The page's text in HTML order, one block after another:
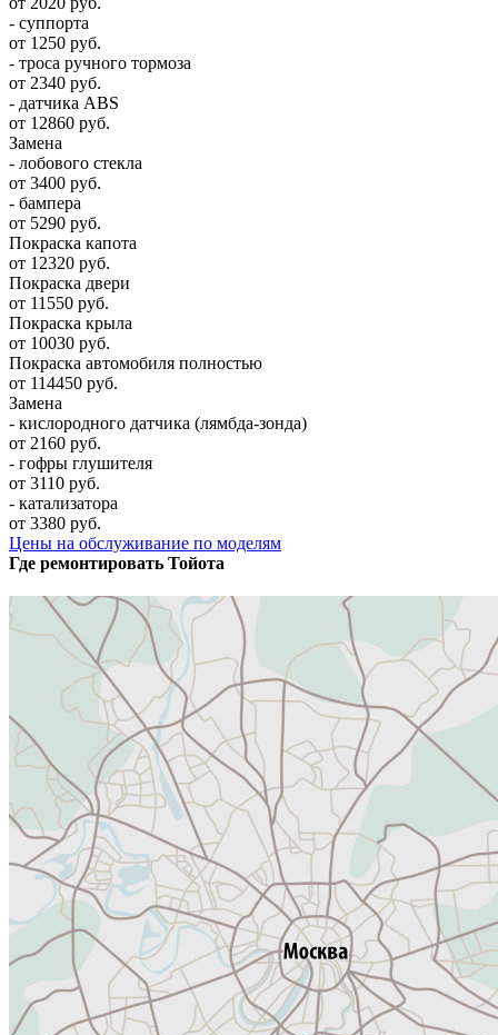
- суппорта
от 1250 руб.
- троса ручного тормоза
от 2340 руб.
- датчика ABS
от 12860 руб.
Замена
- лобового стекла
от 3400 руб.
- бампера
от 5290 руб.
Покраска капота
от 12320 руб.
Покраска двери
от 11550 руб.
Покраска крыла
от 10030 руб.
Покраска автомобиля полностью
от 114450 руб.
Замена
- кислородного датчика (лямбда-зонда)
от 2160 руб.
- гофры глушителя
от 3110 руб.
- катализатора
от 3380 руб.
Цены на обслуживание по моделям
Где ремонтировать Тойота